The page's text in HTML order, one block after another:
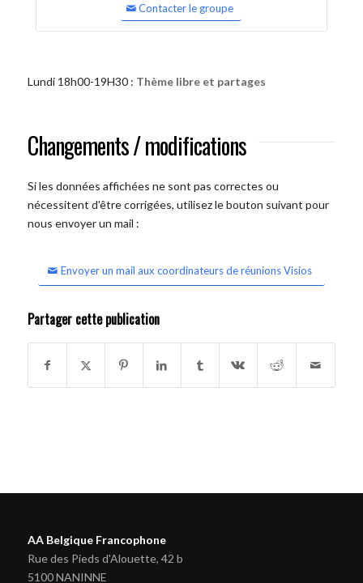
Contacter le groupe
Lundi 18h00-19H30 : Thème libre et partages
Changements / modifications
Si les données affichées ne sont pas correctes ou
nécessitent d'être corrigées, utilisez le bouton suivant pour
nous envoyer un mail :
Envoyer un mail aux coordinateurs de réunions Visios
Partager cette publication
AA Belgique Francophone
Rue des Pieds d'Alouette, 42 b
5100 NANINNE